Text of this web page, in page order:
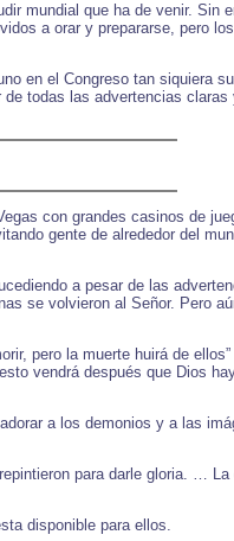
mundial que ha de venir. Sin
a orar y prepararse, pero
en el Congreso tan siquiera
todas las advertencias
con grandes casinos de
gente de alrededor del
a pesar de las
se volvieron al Señor. Pero
pero la muerte huirá de
vendrá después que Dios
a los demonios y a las
para darle gloria. …
disponible para ellos.